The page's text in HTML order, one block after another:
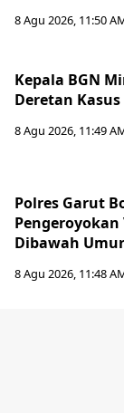
8 Agu 2026, 11:50
Kepala BGN
Deretan
8 Agu 2026, 11:49
Polres Garut
Dibawah
8 Agu 2026, 11:48